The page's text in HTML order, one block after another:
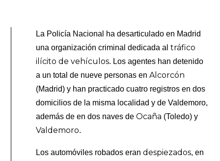
La Policía Nacional ha desarticulado en Madrid
una organización criminal dedicada altráfico
ilícito de vehículos. Los agentes han detenido
a un total de nueve personas enAlcorcón
(Madrid) y han practicado cuatro registros en dos
domicilios de la misma localidad y de Valdemoro,
además de en dos naves de Ocaña (Toledo) y
Valdemoro.
Los automóviles robados erandespiezados, en